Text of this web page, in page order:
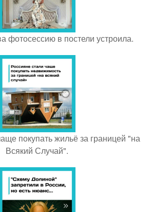
фотосессию в постели устроила.
покупать жильё за границей "на
Всякий Случай".